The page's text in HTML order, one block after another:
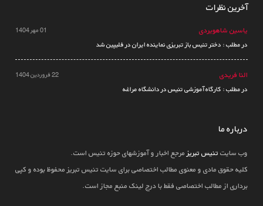
آخرین نظرات
یاسین شاهویردی 01 مهر 1404
در مطلب : دختر تنیس باز تبریزی نماینده ایران در فلیپین شد
النا فریدی 22 فروردین 1404
در مطلب : کارگاه آموزشی تنیس در دانشگاه مراغه
درباره ما
وب سایت تنیس تبریز مرجع اخبار و آموزشهای حوزه تنیس است.
کلیه حقوق مادی و معنوی مطالب اختصاصی برای سایت تنیس تبریز محفوظ بوده و کپی
برداری از مطالب اختصاصی فقط با درج لینک منبع مجاز است.